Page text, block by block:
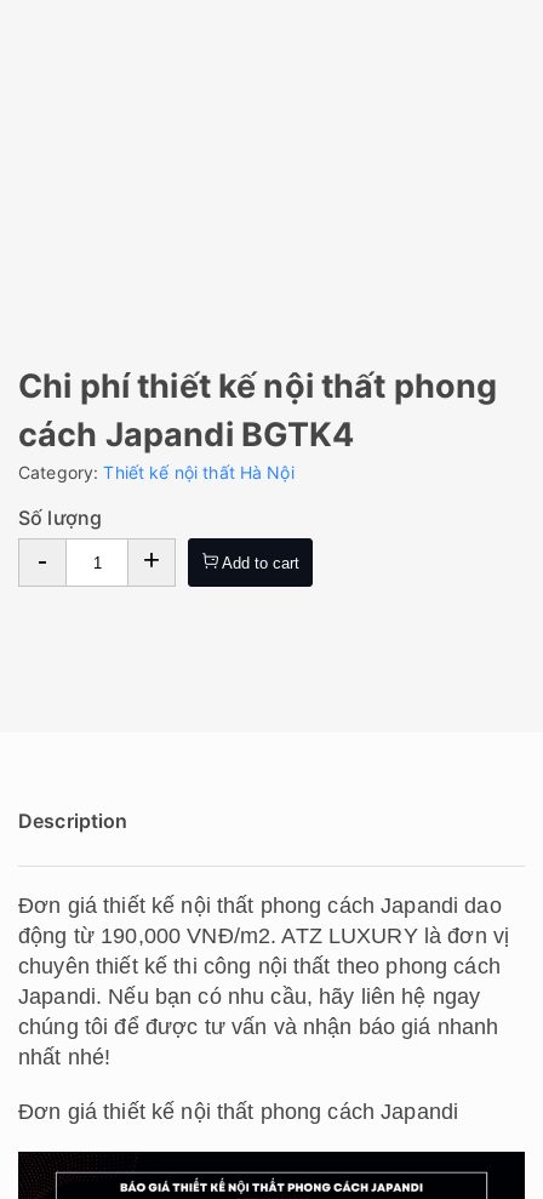
Chi phí thiết kế nội thất phong
cách Japandi BGTK4
Category:Thiết kế nội thất Hà Nội
Số lượng
- + Add to cart
Description
Đơn giá thiết kế nội thất phong cách Japandi dao
động từ 190,000 VNĐ/m2. ATZ LUXURY là đơn vị
chuyên thiết kế thi công nội thất theo phong cách
Japandi. Nếu bạn có nhu cầu, hãy liên hệ ngay
chúng tôi để được tư vấn và nhận báo giá nhanh
nhất nhé!
Đơn giá thiết kế nội thất phong cách Japandi